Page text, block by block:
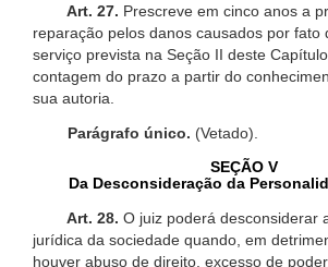
Art. 27. Prescreve em cinco anos a
reparação pelos danos causados por fato
serviço prevista na Seção II deste
contagem do prazo a partir do
sua autoria.
Parágrafo único. (Vetado).
SEÇÃO V
Da Desconsideração da
Art. 28. O juiz poderá desconsiderar
jurídica da sociedade quando, em
houver abuso de direito, excesso de